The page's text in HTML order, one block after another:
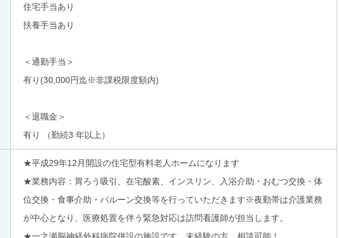
住宅手当あり
扶養手当あり
＜通勤手当＞
有り(30,000円迄※非課税限度額内)
＜退職金＞
有り （勤続3 年以上）
★平成29年12月開設の住宅型有料老人ホームになります
★業務内容：胃ろう吸引、在宅酸素、インスリン、入浴介助・おむつ交換・体
位交換・食事介助・バルーン交換等を行っていただきます※夜勤帯は介護業務
が中心となり、医療処置を伴う緊急対応は訪問看護師が担当します。